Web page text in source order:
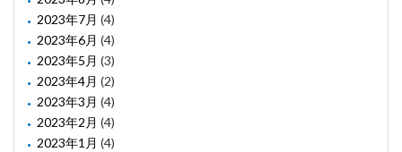
2023年7月 (4)
2023年6月 (4)
2023年5月 (3)
2023年4月 (2)
2023年3月 (4)
2023年2月 (4)
2023年1月 (4)